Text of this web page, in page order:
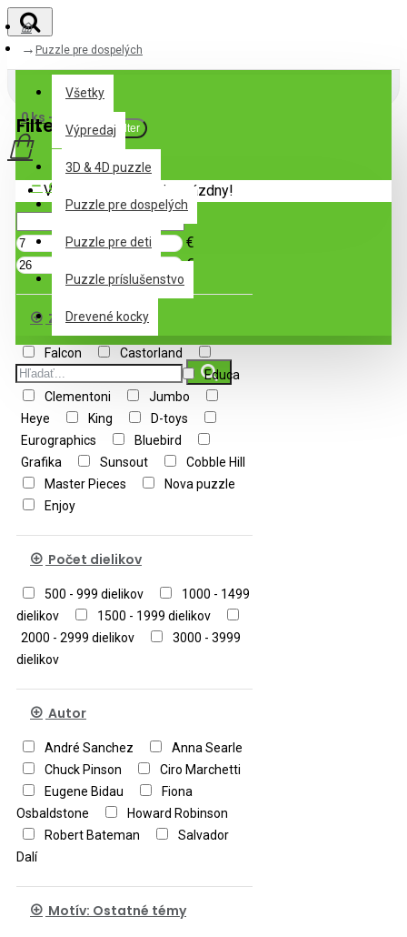
Všetky
Všetky
Výpredaj
3D & 4D puzzle
Puzzle pre dospelých
Puzzle pre deti
Puzzle príslušenstvo
Drevené kocky
0 ks - 0,00€
Váš nákupný košík je prázdny!
Puzzle pre dospelých
Filter Zrušiť filter
Cena
€
€
Značka
Falcon
Castorland
Ravensburger
Educa
Clementoni
Jumbo
Heye
King
D-toys
Eurographics
Bluebird
Grafika
Sunsout
Cobble Hill
Master Pieces
Nova puzzle
Enjoy
Počet dielikov
500 - 999 dielikov
1000 - 1499
dielikov
1500 - 1999 dielikov
2000 - 2999 dielikov
3000 - 3999
dielikov
Autor
André Sanchez
Anna Searle
Chuck Pinson
Ciro Marchetti
Eugene Bidau
Fiona
Osbaldstone
Howard Robinson
Robert Bateman
Salvador
Dalí
Motív: Ostatné témy